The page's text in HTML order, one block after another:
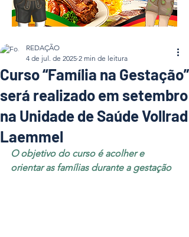
Curso “Família na Gestação”
será realizado em setembro
na Unidade de Saúde Vollrad
Laemmel
REDAÇÃO
4 de jul. de 2025 2 min de leitura
O objetivo do curso é acolher e
orientar as famílias durante a gestação